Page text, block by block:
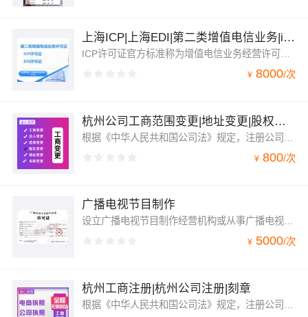
上海ICP|上海EDI|第二类增值电信业务|icp|edi
¥ 8000/次
杭州公司工商范围变更|地址变更|股权变更|法人变更|注册资本变更
¥ 800/次
广播电视节目制作
设立广播电视节目制作经营机构或从事广播电视节目制作经营活动应当取得《广播电视节目制作经营许可证》。应用于企业拍摄小视频，广播剧，电视剧制作以及企业上架小程序、上架APP应用平台，企业合作招标，推广平台等第三方要求。
¥ 5000/次
杭州工商注册|杭州公司注册|刻章